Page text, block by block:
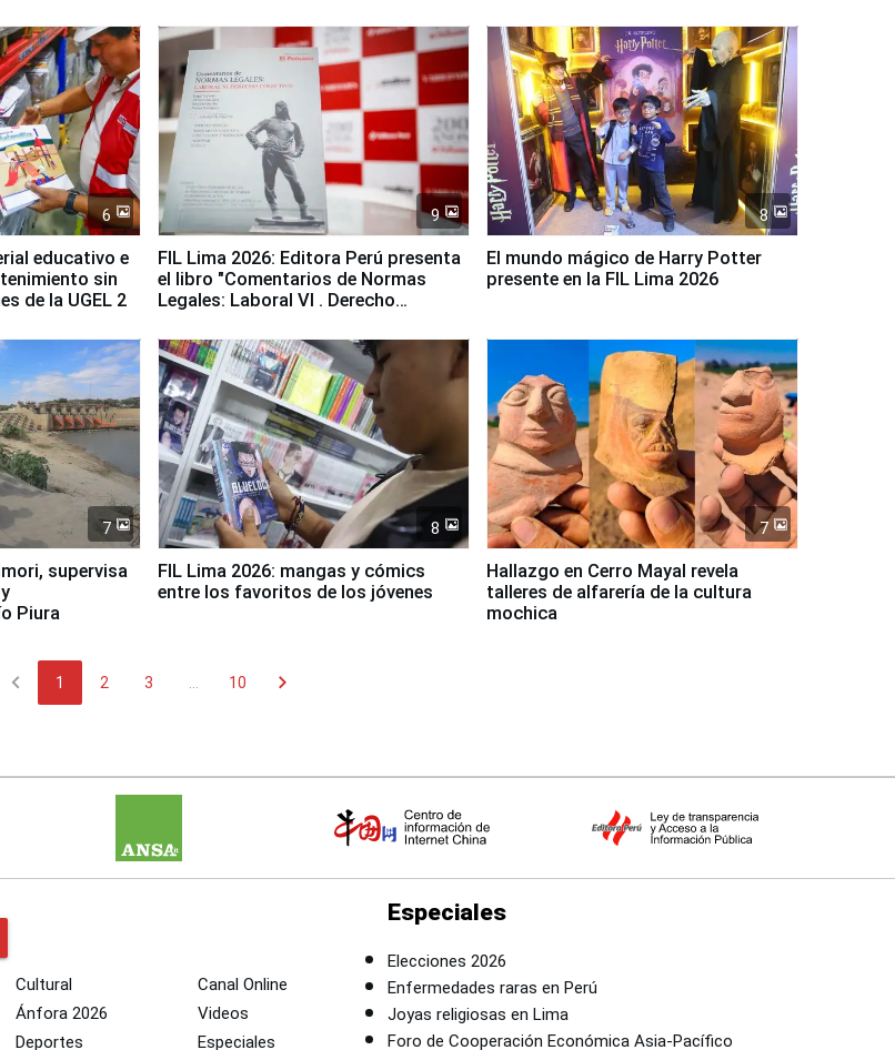
6
educativo e
sin
de la UGEL 2
9
FIL Lima 2026: Editora Perú presenta
el libro "Comentarios de Normas
Legales: Laboral Vl . Derecho
8
El mundo mágico de Harry Potter
presente en la FIL Lima 2026
7
supervisa
Piura
8
FIL Lima 2026: mangas y cómics
entre los favoritos de los jóvenes
7
Hallazgo en Cerro Mayal revela
talleres de alfarería de la cultura
mochica
chevron_left 1 2 3 10 chevron_right
Cultural
Ánfora 2026
Deportes
Canal Online
Videos
Especiales
Especiales
Elecciones 2026
Enfermedades raras en Perú
Joyas religiosas en Lima
Foro de Cooperación Económica Asia-Pacífico